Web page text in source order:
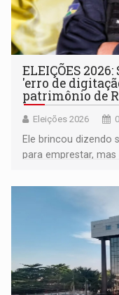
ELEIÇÕES
'erro de
patrimônio de
Eleições 2026
Ele brincou dizendo
para emprestar,